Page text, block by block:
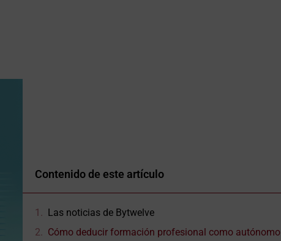
Contenido de este artículo
Las noticias de Bytwelve
Cómo deducir formación profesional como autónomo